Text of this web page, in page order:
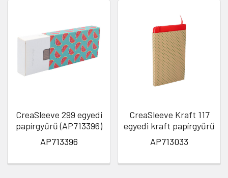
CreaSleeve 299 egyedi
papírgyűrű (AP713396)
AP713396
CreaSleeve Kraft 117
egyedi kraft papírgyűrű
AP713033